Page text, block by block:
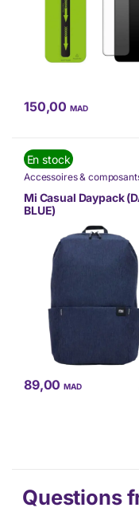
150,00MAD
En stock
Accessoires &
XIAOMI
Mi Casual Daypack
BLUE)
89,00MAD
Questions